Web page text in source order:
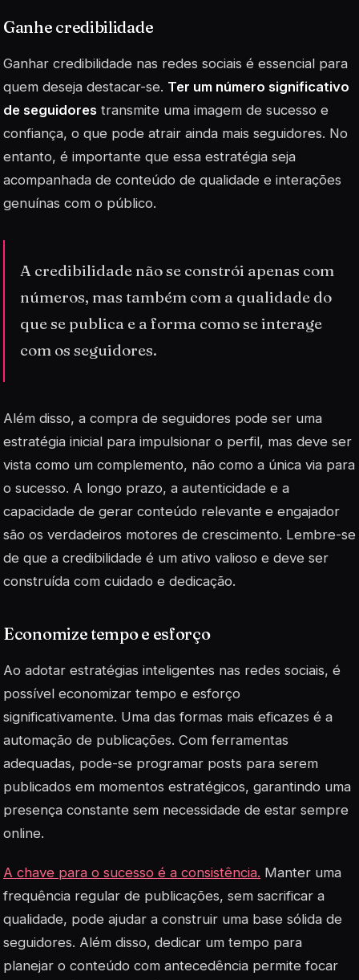
Ganhe credibilidade
Ganhar credibilidade nas redes sociais é essencial para
quem deseja destacar-se. Ter um número significativo
de seguidores transmite uma imagem de sucesso e
confiança, o que pode atrair ainda mais seguidores. No
entanto, é importante que essa estratégia seja
acompanhada de conteúdo de qualidade e interações
genuínas com o público.
A credibilidade não se constrói apenas com
números, mas também com a qualidade do
que se publica e a forma como se interage
com os seguidores.
Além disso, a compra de seguidores pode ser uma
estratégia inicial para impulsionar o perfil, mas deve ser
vista como um complemento, não como a única via para
o sucesso. A longo prazo, a autenticidade e a
capacidade de gerar conteúdo relevante e engajador
são os verdadeiros motores de crescimento. Lembre-se
de que a credibilidade é um ativo valioso e deve ser
construída com cuidado e dedicação.
Economize tempo e esforço
Ao adotar estratégias inteligentes nas redes sociais, é
possível economizar tempo e esforço
significativamente. Uma das formas mais eficazes é a
automação de publicações. Com ferramentas
adequadas, pode-se programar posts para serem
publicados em momentos estratégicos, garantindo uma
presença constante sem necessidade de estar sempre
online.
A chave para o sucesso é a consistência. Manter uma
frequência regular de publicações, sem sacrificar a
qualidade, pode ajudar a construir uma base sólida de
seguidores. Além disso, dedicar um tempo para
planejar o conteúdo com antecedência permite focar